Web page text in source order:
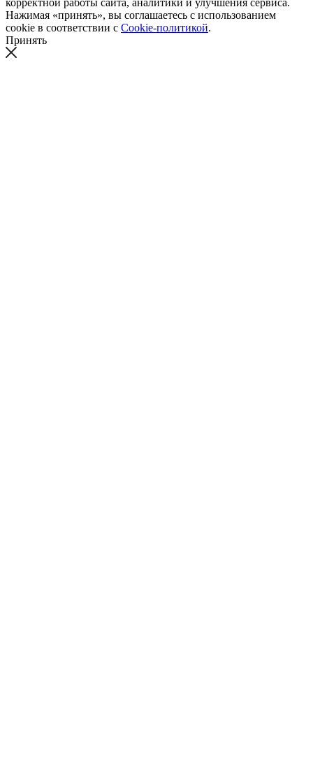
Нажимая «принять», вы соглашаетесь с использованием
cookie в соответствии с Cookie-политикой.
Принять